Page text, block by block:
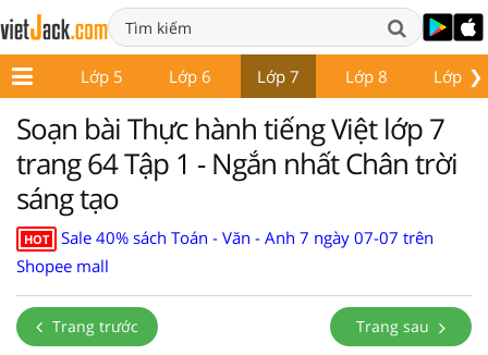
❯
4 Lớp 5 Lớp 6 Lớp 7 Lớp 8 Lớp 9
Soạn bài Thực hành tiếng Việt lớp 7
trang 64 Tập 1 - Ngắn nhất Chân trời
sáng tạo
HOT
Sale 40% sách Toán - Văn - Anh 7 ngày 07-07 trên
Shopee mall
Trang trước Trang sau